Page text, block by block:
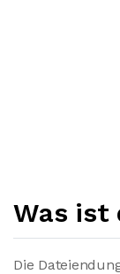
Was ist
Die